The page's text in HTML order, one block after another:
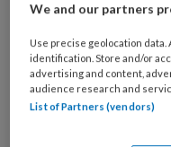
Zelf aan
Eind dit jaar is
dagvoorzitter op
We and our partners
Use precise geolocation
identification. Store and/or
advertising and content,
audience research and
List of Partners (vendors)